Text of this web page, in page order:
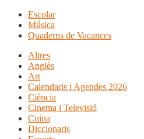
Escolar
Música
Quaderns de Vacances
Altres
Anglès
Art
Calendaris i Agendes 2026
Ciència
Cinema i Televisió
Cuina
Diccionaris